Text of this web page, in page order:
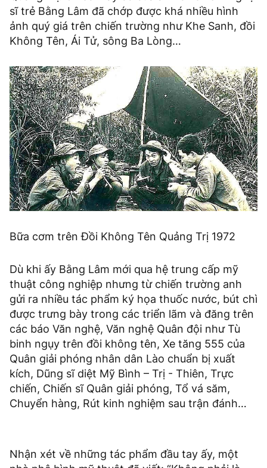
sĩ trẻ Bằng Lâm đã chớp được khá nhiều hình
ảnh quý giá trên chiến trường như Khe Sanh, đồi
Không Tên, Ái Tử, sông Ba Lòng…
Bữa cơm trên Đồi Không Tên Quảng Trị 1972
Dù khi ấy Bằng Lâm mới qua hệ trung cấp mỹ
thuật công nghiệp nhưng từ chiến trường anh
gửi ra nhiều tác phẩm ký họa thuốc nước, bút chì
được trưng bày trong các triển lãm và đăng trên
các báo Văn nghệ, Văn nghệ Quân đội như Tù
binh ngụy trên đồi không tên, Xe tăng 555 của
Quân giải phóng nhân dân Lào chuẩn bị xuất
kích, Dũng sĩ diệt Mỹ Bình – Trị - Thiên, Trực
chiến, Chiến sĩ Quân giải phóng, Tổ vá săm,
Chuyển hàng, Rút kinh nghiệm sau trận đánh…
Nhận xét về những tác phẩm đầu tay ấy, một